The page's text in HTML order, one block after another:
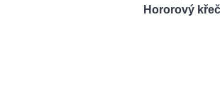
Hororový